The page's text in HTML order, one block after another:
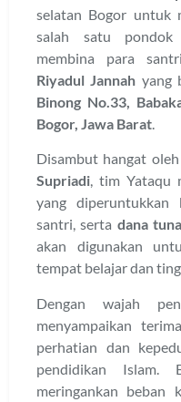
selatan Bogor untuk
salah satu pondok
membina para
Riyadul Jannah yang
Binong No.33,
Bogor, Jawa Barat.
Disambut hangat
Supriadi, tim Yataqu
yang diperuntukkan
santri, serta dana
akan digunakan
tempat belajar dan
Dengan wajah
menyampaikan
perhatian dan
pendidikan Islam.
meringankan beban